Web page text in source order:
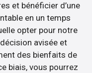
et bénéficier d’une
en un temps
opter pour notre
avisée et
des bienfaits de
biais, vous pourrez